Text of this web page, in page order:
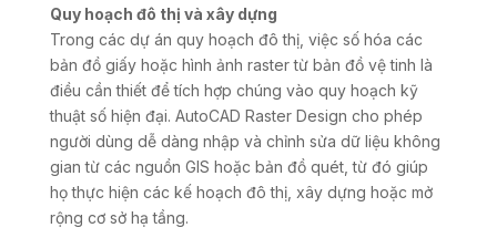
Quy hoạch đô thị và xây dựng
Trong các dự án quy hoạch đô thị, việc số hóa các
bản đồ giấy hoặc hình ảnh raster từ bản đồ vệ tinh là
điều cần thiết để tích hợp chúng vào quy hoạch kỹ
thuật số hiện đại. AutoCAD Raster Design cho phép
người dùng dễ dàng nhập và chỉnh sửa dữ liệu không
gian từ các nguồn GIS hoặc bản đồ quét, từ đó giúp
họ thực hiện các kế hoạch đô thị, xây dựng hoặc mở
rộng cơ sở hạ tầng.